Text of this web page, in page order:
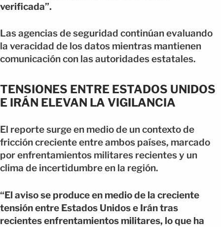
verificada”.
Las agencias de seguridad continúan evaluando
la veracidad de los datos mientras mantienen
comunicación con las autoridades estatales.
TENSIONES ENTRE ESTADOS UNIDOS
E IRÁN ELEVAN LA VIGILANCIA
El reporte surge en medio de un contexto de
fricción creciente entre ambos países, marcado
por enfrentamientos militares recientes y un
clima de incertidumbre en la región.
“El aviso se produce en medio de la creciente
tensión entre Estados Unidos e Irán tras
recientes enfrentamientos militares, lo que ha